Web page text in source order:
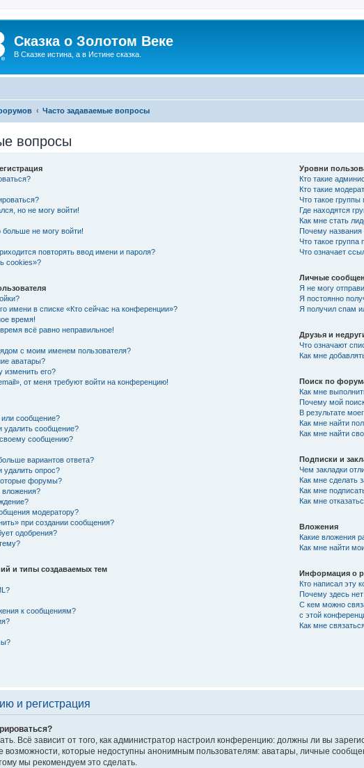
Сказка о Золотом Веке
В Сказке истина, а в Истине сказка.
Часто задаваемые вопросы
вопросы
но не могу войти!
больше не могу войти!
повторять ввод имени и пароля?
cookies»?
имени в списке «Кто сейчас на конференции»?
время!
всё равно неправильное!
с моим именем пользователя?
аватары?
изменить его?
от меня требуют войти на конференцию!
или сообщение?
удалить сообщение?
своему сообщению?
вариантов ответа?
удалить опрос?
форумы?
вложения?
модератору?
при создании сообщения?
одобрения?
и типы создаваемых тем
к сообщениям?
Уровни
Кто такие
Кто такие
Что такое группы
Где находятся
Как мне стать
Почему названия
Что такое
Что означает
Личные
Я не могу
Я постоянно
Я получил спам
Друзья и
Что означают
Как мне
Поиск по
Как мне
Почему мой
В результате
Как мне найти
Как мне найти
Подписки и
Чем закладки
Как мне сделать
Как мне
Как мне
Вложения
Какие вложения
Как мне найти
Информация о
Кто написал эту
Почему здесь
С кем можно
с этой
Как мне
и регистрация
Всё зависит от того, как администратор настроил конференцию: должны ли вы
возможности, которые недоступны анонимным пользователям: аватары, личные
мы рекомендуем это сделать.